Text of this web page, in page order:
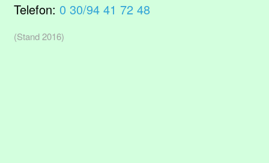
Telefon: 0 30/94 41 72 48
(Stand 2016)